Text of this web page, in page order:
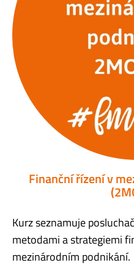
Finanční řízení v
Kurz seznamuje
metodami a strategiemi
mezinárodním podnikání.